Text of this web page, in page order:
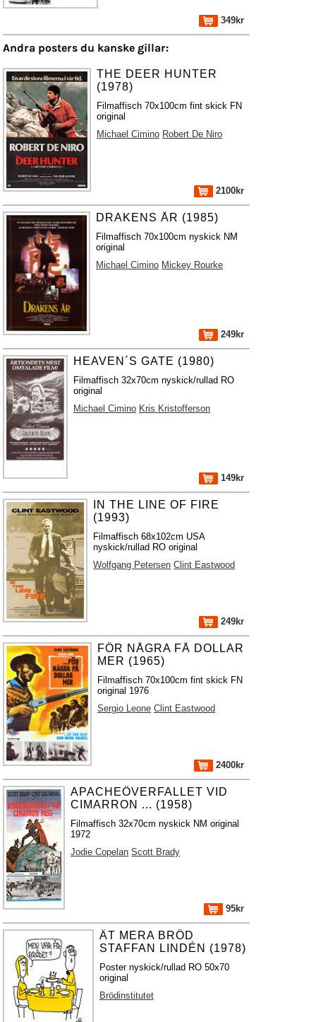
349kr
Andra posters du kanske gillar:
THE DEER HUNTER
(1978)
Filmaffisch 70x100cm fint skick FN
original
Michael Cimino Robert De Niro
2100kr
DRAKENS ÅR (1985)
Filmaffisch 70x100cm nyskick NM
original
Michael Cimino Mickey Rourke
249kr
HEAVEN´S GATE (1980)
Filmaffisch 32x70cm nyskick/rullad RO
original
Michael Cimino Kris Kristofferson
149kr
IN THE LINE OF FIRE
(1993)
Filmaffisch 68x102cm USA
nyskick/rullad RO original
Wolfgang Petersen Clint Eastwood
249kr
FÖR NÅGRA FÅ DOLLAR
MER (1965)
Filmaffisch 70x100cm fint skick FN
original 1976
Sergio Leone Clint Eastwood
2400kr
APACHEÖVERFALLET VID
CIMARRON ... (1958)
Filmaffisch 32x70cm nyskick NM original
1972
Jodie Copelan Scott Brady
95kr
ÄT MERA BRÖD
STAFFAN LINDÉN (1978)
Poster nyskick/rullad RO 50x70
original
Brödinstitutet